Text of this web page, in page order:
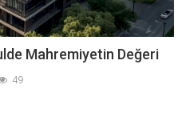
Mahremiyetin Değeri
49